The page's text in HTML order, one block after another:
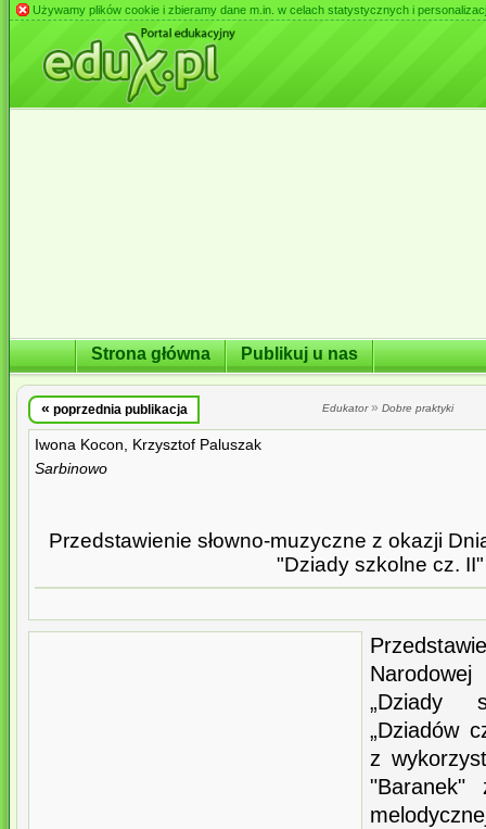
Używamy plików cookie i zbieramy dane m.in. w celach statystycznych i
Strona główna Publikuj u nas
« poprzednia publikacja Edukator» Dobre praktyki
Iwona Kocon, Krzysztof Paluszak
Sarbinowo
Przedstawienie słowno-muzyczne z okazji
"Dziady szkolne cz. II"
Narodowej
„Dziady
„Dziadów
z
"Baranek"